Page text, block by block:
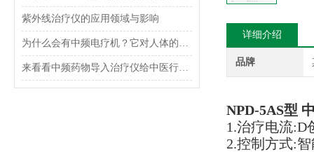
紫外线治疗仪的应用领域与影响
为什么会有中频电疗机？它对人体的好处体现在哪？
来看看中频药物导入治疗仪给中医行业带来了哪些辅助？
详细介绍
品牌
NPD-5AS型
1.治疗电流:D
2.控制方式: